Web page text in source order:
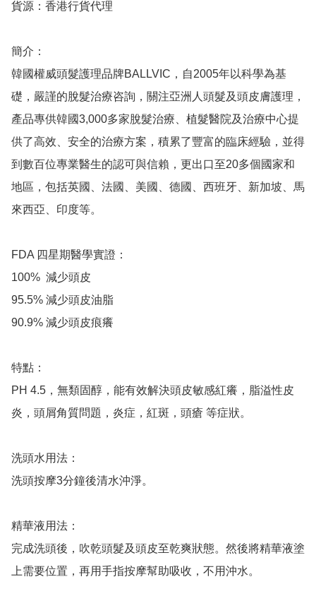
貨源：香港行貨代理
簡介：
韓國權威頭髮護理品牌BALLVIC，自2005年以科學為基
礎，嚴謹的脫髮治療咨詢，關注亞洲人頭髮及頭皮膚護理，
產品專供韓國3,000多家脫髮治療、植髮醫院及治療中心提
供了高效、安全的治療方案，積累了豐富的臨床經驗，並得
到數百位專業醫生的認可與信賴，更出口至20多個國家和
地區，包括英國、法國、美國、德國、西班牙、新加坡、馬
來西亞、印度等。
FDA 四星期醫學實證：
100%  減少頭皮
95.5% 減少頭皮油脂
90.9% 減少頭皮痕癢
特點：
PH 4.5，無類固醇，能有效解決頭皮敏感紅癢，脂溢性皮
炎，頭屑角質問題，炎症，紅斑，頭瘡 等症狀。
洗頭水用法：
洗頭按摩3分鐘後清水沖淨。
精華液用法：
完成洗頭後，吹乾頭髮及頭皮至乾爽狀態。然後將精華液塗
上需要位置，再用手指按摩幫助吸收，不用沖水。